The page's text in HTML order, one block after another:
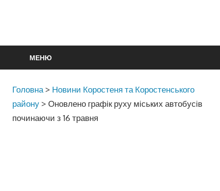
МЕНЮ
Головна > Новини Коростеня та Коростенського
району >Оновлено графік руху міських автобусів
починаючи з 16 травня